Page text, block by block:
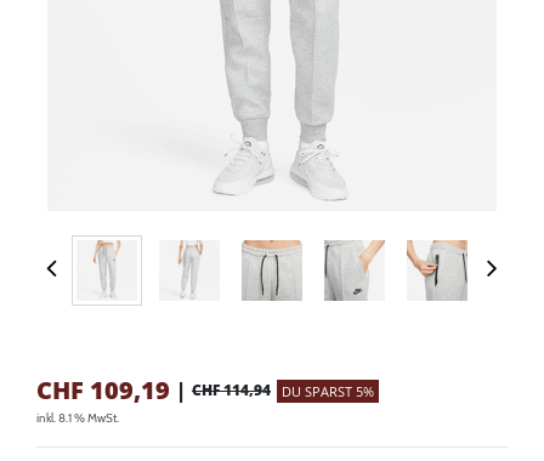
CHF 109,19 | CHF 114,94 DU SPARST 5%
inkl. 8.1 % MwSt.